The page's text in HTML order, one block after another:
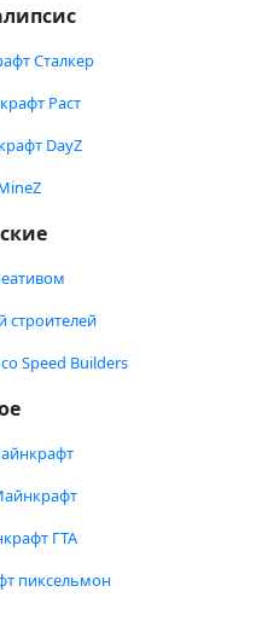
Сталкер
Раст
DayZ
строителей
Speed Builders
ГТА
пиксельмон